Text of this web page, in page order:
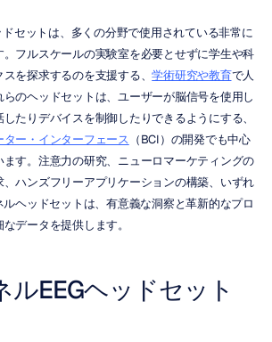
ドセットは、多くの分野で使用されている非常に
フルスケールの実験室を必要とせずに学生や科
を探求するのを支援する、学術研究や教育で人
のヘッドセットは、ユーザーが脳信号を使用し
たりデバイスを制御したりできるようにする、
ー・インターフェース （BCI）の開発でも中心
す。注意力の研究、ニューロマーケティングの
ハンズフリーアプリケーションの構築、いずれ
ヘッドセットは、有意義な洞察と革新的なプロ
データを提供します。
ルEEGヘッドセット